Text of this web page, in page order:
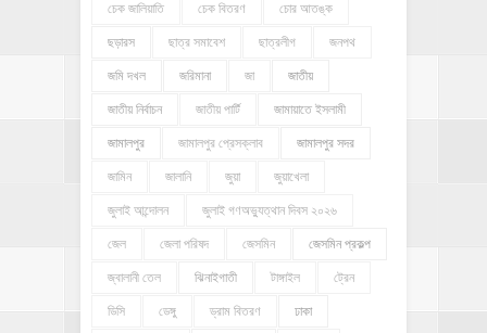
চেক জালিয়াতি চেক বিতরণ চোর আতঙ্ক
ছড়ারস ছাত্র সমাবেশ ছাত্রলীগ জনপথ
জমি দখল জরিমানা জা জাতীয়
জাতীয় নির্বাচন জাতীয় পার্টি জামায়াতে ইসলামী
জামালপুর জামালপুর প্রেসক্লাব জামালপুর সদর
জামিন জালানি জুয়া জুয়াখেলা
জুলাই আন্দোলন জুলাই গণঅভ্যুত্থান দিবস ২০২৬
জেল জেলা পরিষদ জেসমিন জেসমিন প্রকল্প
জ্বালানী তেল ঝিনাইগাতী টাঙ্গাইল ট্রেন
ডিসি ডেঙ্গু ড্রাম বিতরণ ঢাকা